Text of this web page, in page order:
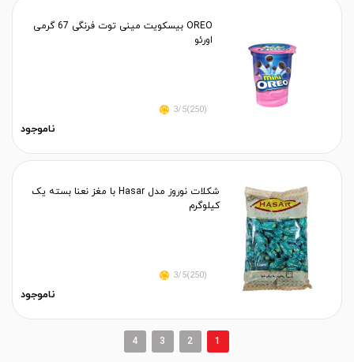
OREO بیسکویت مینی توت فرنگی 67 گرمی
اورئو
(250)3/5
ناموجود
شکلات نوروز مدل Hasar با مغز نعنا بسته یک
کیلوگرم
(250)3/5
ناموجود
1
2
3
4